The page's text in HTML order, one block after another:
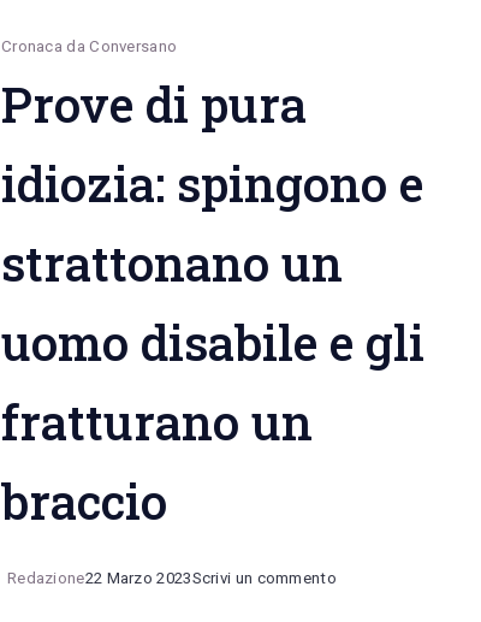
Cronaca da Conversano
Prove di pura
idiozia: spingono e
strattonano un
uomo disabile e gli
fratturano un
braccio
Redazione22 Marzo 2023Scrivi un commentoon